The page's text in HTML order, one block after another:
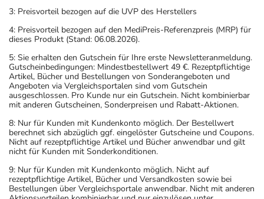
3: Preisvorteil bezogen auf die UVP des Herstellers
4: Preisvorteil bezogen auf den MediPreis-Referenzpreis (MRP) für
dieses Produkt (Stand: 06.08.2026).
5: Sie erhalten den Gutschein für Ihre erste Newsletteranmeldung.
Gutscheinbedingungen: Mindestbestellwert 49 €. Rezeptpflichtige
Artikel, Bücher und Bestellungen von Sonderangeboten und
Angeboten via Vergleichsportalen sind vom Gutschein
ausgeschlossen. Pro Kunde nur ein Gutschein. Nicht kombinierbar
mit anderen Gutscheinen, Sonderpreisen und Rabatt-Aktionen.
8: Nur für Kunden mit Kundenkonto möglich. Der Bestellwert
berechnet sich abzüglich ggf. eingelöster Gutscheine und Coupons.
Nicht auf rezeptpflichtige Artikel und Bücher anwendbar und gilt
nicht für Kunden mit Sonderkonditionen.
9: Nur für Kunden mit Kundenkonto möglich. Nicht auf
rezeptpflichtige Artikel, Bücher und Versandkosten sowie bei
Bestellungen über Vergleichsportale anwendbar. Nicht mit anderen